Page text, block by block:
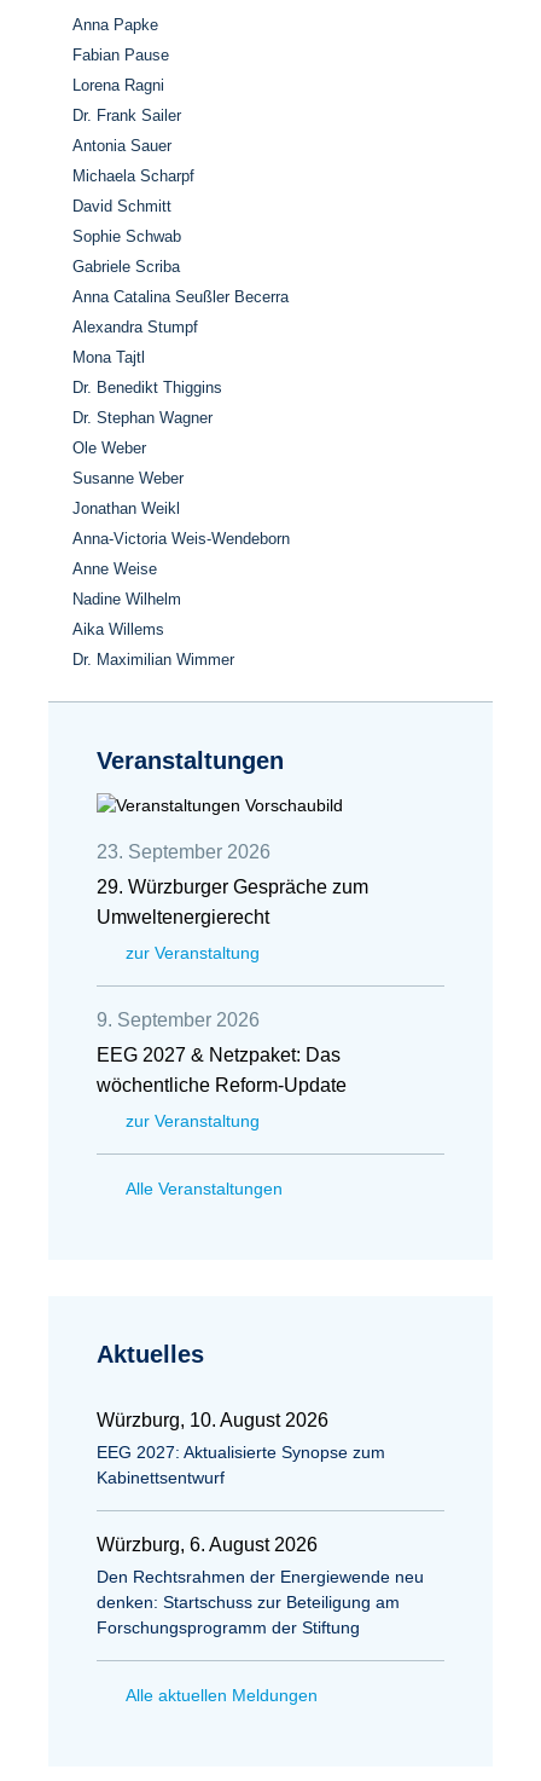
Anna Papke
Fabian Pause
Lorena Ragni
Dr. Frank Sailer
Antonia Sauer
Michaela Scharpf
David Schmitt
Sophie Schwab
Gabriele Scriba
Anna Catalina Seußler Becerra
Alexandra Stumpf
Mona Tajtl
Dr. Benedikt Thiggins
Dr. Stephan Wagner
Ole Weber
Susanne Weber
Jonathan Weikl
Anna-Victoria Weis-Wendeborn
Anne Weise
Nadine Wilhelm
Aika Willems
Dr. Maximilian Wimmer
Veranstaltungen
23. September 2026
29. Würzburger Gespräche zum
Umweltenergierecht
zur Veranstaltung
9. September 2026
EEG 2027 & Netzpaket: Das
wöchentliche Reform-Update
zur Veranstaltung
Alle Veranstaltungen
Aktuelles
Würzburg, 10. August 2026
EEG 2027: Aktualisierte Synopse zum
Kabinettsentwurf
Würzburg, 6. August 2026
Den Rechtsrahmen der Energiewende neu
denken: Startschuss zur Beteiligung am
Forschungsprogramm der Stiftung
Alle aktuellen Meldungen